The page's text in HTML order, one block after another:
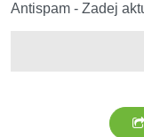
Antispam - Zadej